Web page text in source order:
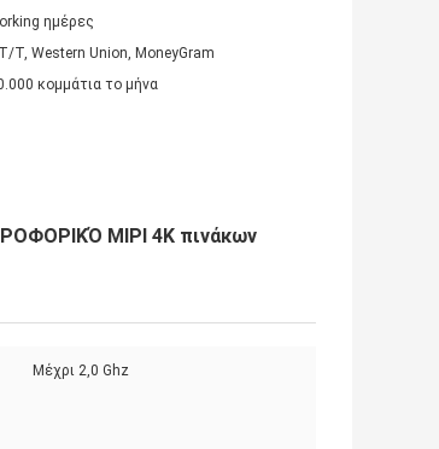
ημέρες
T, Western Union, MoneyGram
κομμάτια το μήνα
MIPI 4K πινάκων
Μέχρι 2,0 Ghz